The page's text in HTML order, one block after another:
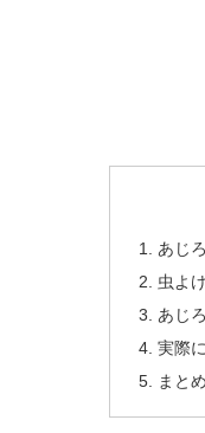
あじ
虫よ
あじ
実際
まとめ